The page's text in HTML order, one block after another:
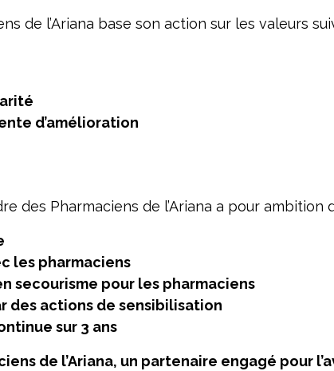
de l’Ariana base son action sur les valeurs
d’amélioration
des Pharmaciens de l’Ariana a pour ambition
les pharmaciens
secourisme pour les pharmaciens
des actions de sensibilisation
sur 3 ans
de l’Ariana, un partenaire engagé pour